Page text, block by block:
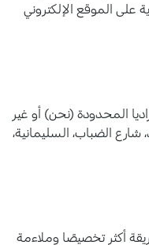
الموقع الإلكتروني
المحدودة (نحن) أو غير
الضباب، السليمانية،
أكثر تخصيصًا وملاءمة